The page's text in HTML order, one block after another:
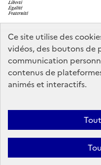
Ce site utilise des
vidéos, des boutons de
communication
contenus de
animés et interactifs.
legifrance.gouv.fr
service-public.gouv.fr
Crédits Accessibilité :
Politique d’utilisation des
générale de protection des